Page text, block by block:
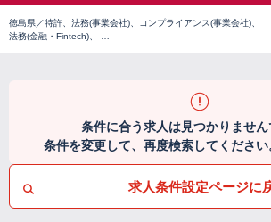
徳島県／特許、法務(事業会社)、コンプライアンス(事業会社)、
法務(金融・Fintech)、 …
条件に合う求人は見つかりません
条件を変更して、再度検索してください
求人条件設定ページに